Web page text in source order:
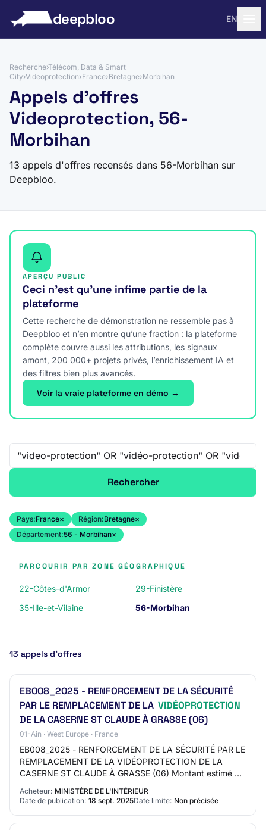
deepbloo EN
Recherche›Télécom, Data & Smart
City›Videoprotection›France›Bretagne›Morbihan
Appels d'offres
Videoprotection, 56-
Morbihan
13 appels d'offres recensés dans 56-Morbihan sur
Deepbloo.
APERÇU PUBLIC
Ceci n’est qu’une infime partie de la
plateforme
Cette recherche de démonstration ne ressemble pas à
Deepbloo et n’en montre qu’une fraction : la plateforme
complète couvre aussi les attributions, les signaux
amont, 200 000+ projets privés, l’enrichissement IA et
des filtres bien plus avancés.
Voir la vraie plateforme en démo →
Recherche libre
Rechercher
Pays:France× Région:Bretagne×
Département:56 - Morbihan×
PARCOURIR PAR ZONE GÉOGRAPHIQUE
22-Côtes-d'Armor
29-Finistère
35-Ille-et-Vilaine
56-Morbihan
13 appels d’offres
EB008_2025 - RENFORCEMENT DE LA SÉCURITÉ
PAR LE REMPLACEMENT DE LA VIDÉOPROTECTION
DE LA CASERNE ST CLAUDE À GRASSE (06)
01-Ain · West Europe · France
EB008_2025 - RENFORCEMENT DE LA SÉCURITÉ PAR LE
REMPLACEMENT DE LA VIDÉOPROTECTION DE LA
CASERNE ST CLAUDE À GRASSE (06) Montant estimé du
marché: 50000 EURO Date cible de publication (Attention
: Da…
Acheteur: MINISTÈRE DE L'INTÉRIEUR
Date de publication: 18 sept. 2025Date limite: Non précisée